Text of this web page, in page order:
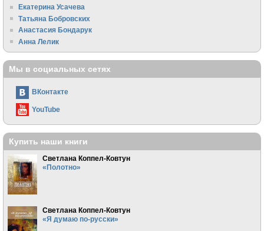
Екатерина Усачева
Татьяна Бобровских
Анастасия Бондарук
Анна Лелик
Мы в социальных сетях
ВКонтакте
YouTube
Купить наши книги
Светлана Коппел-Ковтун
«Полотно»
Светлана Коппел-Ковтун
«Я думаю по-русски»